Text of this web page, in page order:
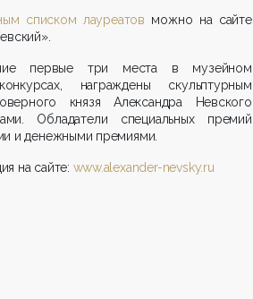
списком лауреатов можно на сайте
первые три места в музейном
награждены скульптурным
князя Александра Невского
Обладатели специальных премий
и денежными премиями.
на сайте: www.alexander-nevsky.ru